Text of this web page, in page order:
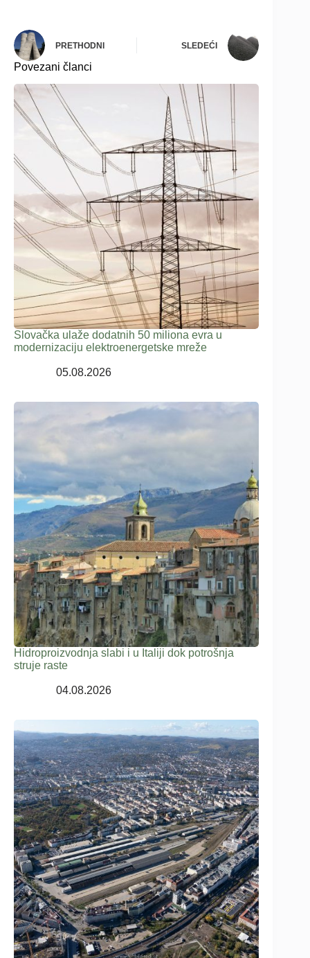
PRETHODNI SLEDEĆI
Povezani članci
Slovačka ulaže dodatnih 50 miliona evra u
modernizaciju elektroenergetske mreže
05.08.2026
Hidroproizvodnja slabi i u Italiji dok potrošnja
struje raste
04.08.2026